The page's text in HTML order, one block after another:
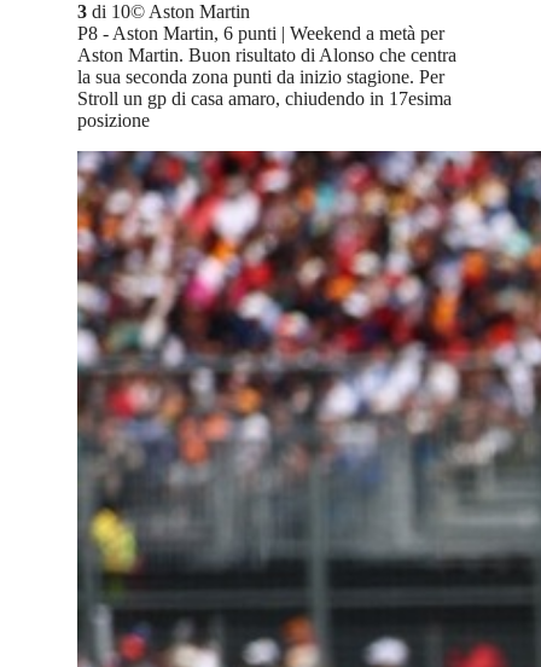
3 di 10© Aston Martin
P8 - Aston Martin, 6 punti | Weekend a metà per
Aston Martin. Buon risultato di Alonso che centra
la sua seconda zona punti da inizio stagione. Per
Stroll un gp di casa amaro, chiudendo in 17esima
posizione